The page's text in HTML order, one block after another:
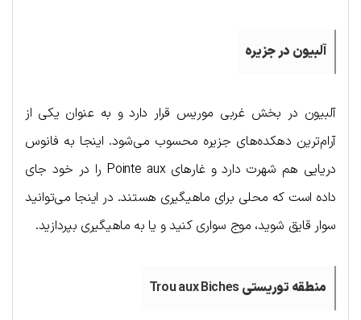
آلبیون درجزیره
آلبیون در بخش غربی موریس قرار دارد و به عنوان یکی از
آرام‌ترین دهکده‌های جزیره محسوب می‌شود. اینجا به فانوس
دریایی هم شهرت دارد و غارهای Pointe aux را در خود جای
داده است که محلی برای ماهیگیری هستند. در اینجا می‌توانید
سوار قایق شوید، موج سواری کنید و یا به ماهیگیری بپردازید.
منطقه توریستی